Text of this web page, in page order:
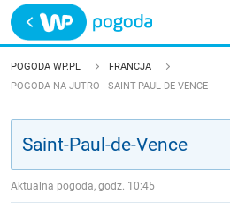
Trwa ładowanie
POLSKA
JAKOŚĆ POWIETRZA
POGODA WP.PL
FRANCJA
POGODA NA JUTRO - SAINT-PAUL-DE-VENCE
Aktualna pogoda, godz. 10:45